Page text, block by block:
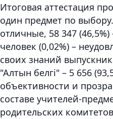
Итоговая аттестация
один предмет по
отличные, 58 347
человек (0,02%) –
своих знаний
"Алтын белгі" – 5 656
объективности и
составе учителей-
родительских